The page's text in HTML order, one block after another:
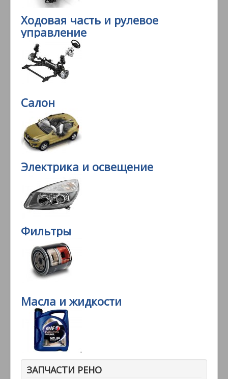
Ходовая часть и рулевое
управление
Салон
Электрика и освещение
Фильтры
Масла и жидкости
ЗАПЧАСТИ РЕНО